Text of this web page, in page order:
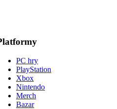
PC hry
PlayStation
Xbox
Nintendo
Merch
Bazar